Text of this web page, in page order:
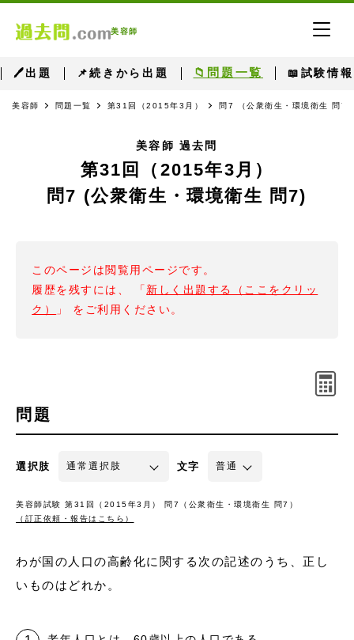
美容師
🖊出題 📌続きから出題 📁問題一覧 📖試験情報
美容師 問題一覧 第31回（2015年3月） 問7 （公衆衛生・環境衛生 問7
美容師 過去問
第31回（2015年3月）
問7 (公衆衛生・環境衛生 問7)
このページは閲覧用ページです。
履歴を残すには、 「 新しく出題する（ここをクリッ
ク）
」 をご利用ください。
問題
選択肢 文字
美容師試験 第31回（2015年3月） 問7（公衆衛生・環境衛生 問7）
（訂正依頼・報告はこちら）
わが国の人口の高齢化に関する次の記述のうち、正し
いものはどれか。